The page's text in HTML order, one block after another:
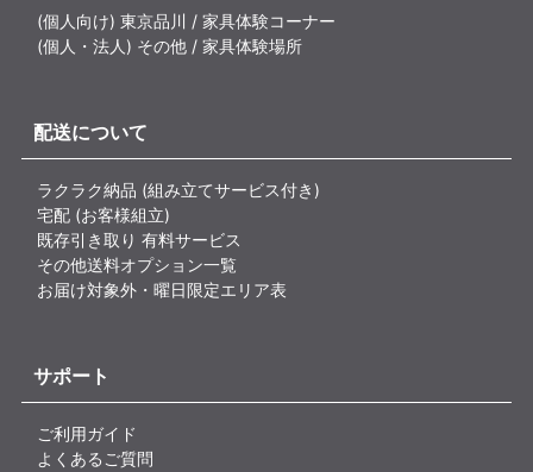
(個人向け) 東京品川 / 家具体験コーナー
(個人・法人) その他 / 家具体験場所
配送について
ラクラク納品 (組み立てサービス付き)
宅配 (お客様組立)
既存引き取り 有料サービス
その他送料オプション一覧
お届け対象外・曜日限定エリア表
サポート
ご利用ガイド
よくあるご質問